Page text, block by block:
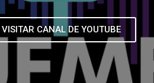
VISITAR CANAL DE YOUTUBE